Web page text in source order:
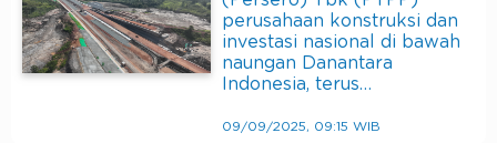
perusahaan konstruksi dan
investasi nasional di bawah
naungan Danantara
Indonesia, terus…
09/09/2025, 09:15 WIB